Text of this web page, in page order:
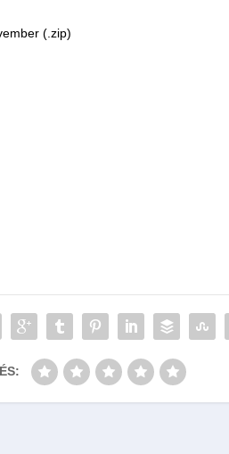
(.zip)